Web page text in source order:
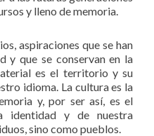
y lleno de memoria.
aspiraciones que se han
y que se conservan en la
es el territorio y su
idioma. La cultura es la
y, por ser así, es el
identidad y de nuestra
sino como pueblos.